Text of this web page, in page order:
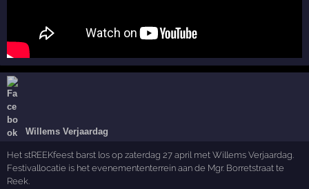
Willems Verjaardag
Het stREEKfeest barst los op zaterdag 27 april met Willems Verjaardag.
Festivallocatie is het evenemententerrein aan de Mgr. Borretstraat te
Reek.